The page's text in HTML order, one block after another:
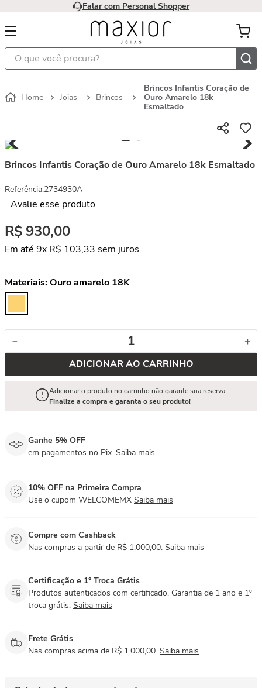
Falar com Personal Shopper
O que você procura?
Joias Brincos
Brincos Infantis Coração de
Ouro Amarelo 18k
Esmaltado
Brincos Infantis Coração de Ouro Amarelo 18k Esmaltado
Referência:2734930A
Avalie esse produto
R$ 930,00
Em até 9x R$ 103,33 sem juros
Materiais:Ouro amarelo 18K
＋
－
ADICIONAR AO CARRINHO
Adicionar o produto no carrinho não garante sua reserva.
Finalize a compra e garanta o seu produto!
Ganhe 5% OFF
em pagamentos no Pix. Saiba mais
10% OFF na Primeira Compra
Use o cupom WELCOMEMX Saiba mais
Compre com Cashback
Nas compras a partir de R$ 1.000,00. Saiba mais
Certificação e 1° Troca Grátis
Produtos autenticados com certificado. Garantia de 1 ano e 1º
troca grátis. Saiba mais
Frete Grátis
Nas compras acima de R$ 1.000,00. Saiba mais